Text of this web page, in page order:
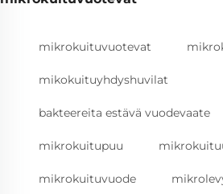
mikrokuituvuotevat
mikokuituyhdyshuvilat
bakteereita estävä vuodevaate
mikrokuitupuu
mikrokuituvuode